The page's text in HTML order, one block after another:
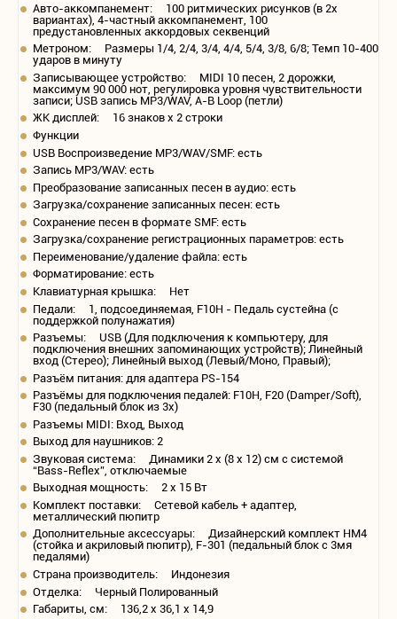
Авто-аккомпанемент: 100 ритмических рисунков (в 2х
вариантах), 4-частный аккомпанемент, 100
предустановленных аккордовых секвенций
Метроном: Размеры 1/4, 2/4, 3/4, 4/4, 5/4, 3/8, 6/8; Темп 10-400
ударов в минуту
Записывающее устройство: MIDI 10 песен, 2 дорожки,
максимум 90 000 нот, регулировка уровня чувствительности
записи; USB запись MP3/WAV, A-B Loop (петли)
ЖК дисплей: 16 знаков х 2 строки
Функции
USB Воспроизведение MP3/WAV/SMF: есть
Запись MP3/WAV: есть
Преобразование записанных песен в аудио: есть
Загрузка/сохранение записанных песен: есть
Сохранение песен в формате SMF: есть
Загрузка/сохранение регистрационных параметров: есть
Переименование/удаление файла: есть
Форматирование: есть
Клавиатурная крышка: Нет
Педали: 1, подсоединяемая, F10H - Педаль сустейна (с
поддержкой полунажатия)
Разъемы: USB (Для подключения к компьютеру, для
подключения внешних запоминающих устройств); Линейный
вход (Стерео); Линейный выход (Левый/Моно, Правый);
Разъём питания: для адаптера PS-154
Разъёмы для подключения педалей: F10H, F20 (Damper/Soft),
F30 (педальный блок из 3х)
Разъемы MIDI: Вход, Выход
Выход для наушников: 2
Звуковая система: Динамики 2 х (8 х 12) см с системой
“Bass-Reflex”, отключаемые
Выходная мощность: 2 x 15 Вт
Комплект поставки: Сетевой кабель + адаптер,
металлический пюпитр
Дополнительные аксессуары: Дизайнерский комплект HM4
(стойка и акриловый пюпитр), F-301 (педальный блок с 3мя
педалями)
Страна производитель: Индонезия
Отделка: Черный Полированный
Габариты, см: 136,2 x 36,1 x 14,9